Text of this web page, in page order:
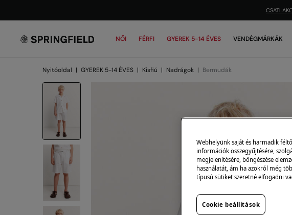
NŐI FÉRFI GYEREK 5-14 ÉVES VENDÉGMÁRKÁK
Nyitóoldal | GYEREK 5-14 ÉVES | Kisfiú | Nadrágok | Bermudák
Webhelyünk saját és harmadik
információk összegyűjtésére,
megjelenítésére, böngészése
használatát, ám ha azokról még
típusú sütiket szeretné elfogadni
Cookie beállítások